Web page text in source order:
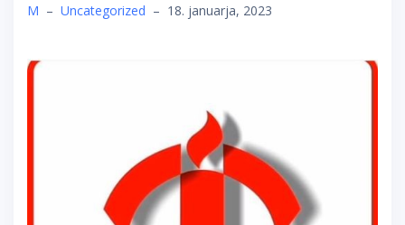
M – Uncategorized – 18. januarja, 2023